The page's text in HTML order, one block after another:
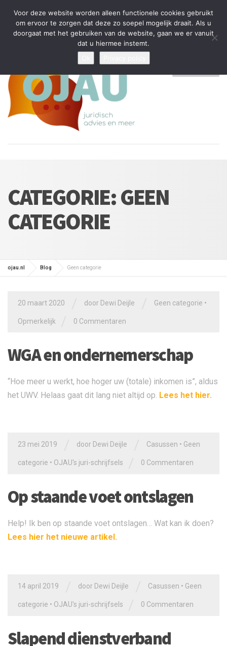
Tijdelijke stop: wegens drukte kan ik beperkt nieuwe zaken aannemen
en vragen beantwoorden
Algemene Voorwaarden
Disclaimer Privacybeleid
CATEGORIE:GEEN
CATEGORIE
ojau.nl Blog Geen categorie
20 maart 2020 door Dewi Deijle Geen categorie •
Opmerkelijk 0 Commentaren
WGA en ondernemerschap
“Hoe meer u werkt, hoe hoger uw (totale) inkomen is”, aldus
het UWV. Helaas gaat dit lang niet altijd op. Lees het hier.
23 mei 2019 door Dewi Deijle Casussen • Geen
categorie • OJAU's juri-schrijfsels 0 Commentaren
Op staande voet ontslagen
Help! Ik ben op staande voet ontslagen… Wat kan ik doen?
Lees hier het nieuwe artikel.
14 april 2019 door Dewi Deijle Casussen • Geen
categorie • OJAU's juri-schrijfsels 0 Commentaren
Slapend dienstverband
Voor deze website worden alleen functionele cookies gebruikt
om ervoor te zorgen dat deze zo soepel mogelijk draait. Als u
doorgaat met het gebruiken van de website, gaan we er vanuit
dat u hiermee instemt.